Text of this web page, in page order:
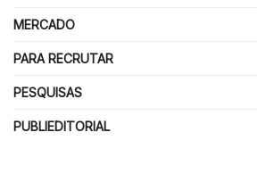
MERCADO
PARA RECRUTAR
PESQUISAS
PUBLIEDITORIAL